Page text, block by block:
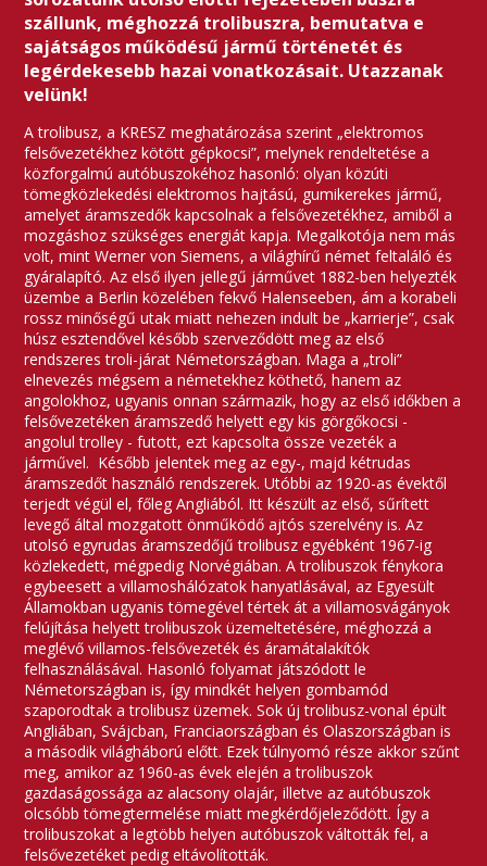
szállunk, méghozzá trolibuszra, bemutatva e
sajátságos működésű jármű történetét és
legérdekesebb hazai vonatkozásait. Utazzanak
velünk!
A trolibusz, a KRESZ meghatározása szerint „elektromos
felsővezetékhez kötött gépkocsi”, melynek rendeltetése a
közforgalmú autóbuszokéhoz hasonló: olyan közúti
tömegközlekedési elektromos hajtású, gumikerekes jármű,
amelyet áramszedők kapcsolnak a felsővezetékhez, amiből a
mozgáshoz szükséges energiát kapja. Megalkotója nem más
volt, mint Werner von Siemens, a világhírű német feltaláló és
gyáralapító. Az első ilyen jellegű járművet 1882-ben helyezték
üzembe a Berlin közelében fekvő Halenseeben, ám a korabeli
rossz minőségű utak miatt nehezen indult be „karrierje”, csak
húsz esztendővel később szerveződött meg az első
rendszeres troli-járat Németországban. Maga a „troli”
elnevezés mégsem a németekhez köthető, hanem az
angolokhoz, ugyanis onnan származik, hogy az első időkben a
felsővezetéken áramszedő helyett egy kis görgőkocsi -
angolul trolley - futott, ezt kapcsolta össze vezeték a
járművel. Később jelentek meg az egy-, majd kétrudas
áramszedőt használó rendszerek. Utóbbi az 1920-as évektől
terjedt végül el, főleg Angliából. Itt készült az első, sűrített
levegő által mozgatott önműködő ajtós szerelvény is. Az
utolsó egyrudas áramszedőjű trolibusz egyébként 1967-ig
közlekedett, mégpedig Norvégiában. A trolibuszok fénykora
egybeesett a villamoshálózatok hanyatlásával, az Egyesült
Államokban ugyanis tömegével tértek át a villamosvágányok
felújítása helyett trolibuszok üzemeltetésére, méghozzá a
meglévő villamos-felsővezeték és áramátalakítók
felhasználásával. Hasonló folyamat játszódott le
Németországban is, így mindkét helyen gombamód
szaporodtak a trolibusz üzemek. Sok új trolibusz-vonal épült
Angliában, Svájcban, Franciaországban és Olaszországban is
a második világháború előtt. Ezek túlnyomó része akkor szűnt
meg, amikor az 1960-as évek elején a trolibuszok
gazdaságossága az alacsony olajár, illetve az autóbuszok
olcsóbb tömegtermelése miatt megkérdőjeleződött. Így a
trolibuszokat a legtöbb helyen autóbuszok váltották fel, a
felsővezetéket pedig eltávolították.